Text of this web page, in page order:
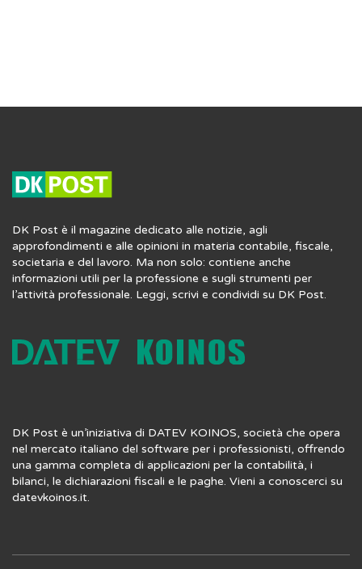
DK Post è il magazine dedicato alle notizie, agli
approfondimenti e alle opinioni in materia contabile, fiscale,
societaria e del lavoro. Ma non solo: contiene anche
informazioni utili per la professione e sugli strumenti per
l’attività professionale. Leggi, scrivi e condividi su DK Post.
DK Post è un’iniziativa di DATEV KOINOS, società che opera
nel mercato italiano del software per i professionisti, offrendo
una gamma completa di applicazioni per la contabilità, i
bilanci, le dichiarazioni fiscali e le paghe. Vieni a conoscerci su
datevkoinos.it.